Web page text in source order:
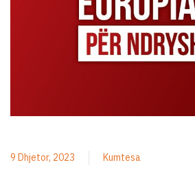
9 Dhjetor, 2023 Kumtesa